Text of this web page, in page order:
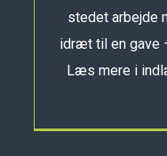
stedet arbejde
idræt til en gave
Læs mere i